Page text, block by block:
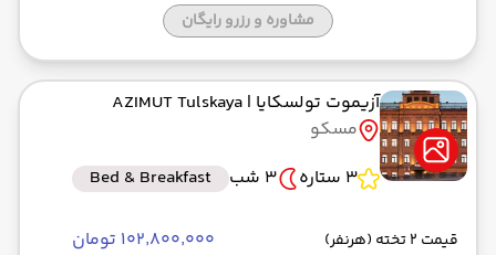
مشاوره و رزرو رایگان
آزیموت تولسکایا | AZIMUT Tulskaya
مسکو
3 ستاره
3 شب Bed & Breakfast
قیمت 2 تخته (هرنفر) ۱۰۲٬۸۰۰٬۰۰۰ تومان